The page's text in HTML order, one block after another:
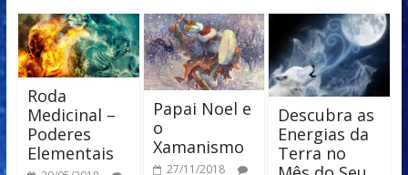
Roda
Medicinal –
Poderes
Elementais
Papai Noel e
o
Xamanismo
27/11/2018
Descubra as
Energias da
Terra no